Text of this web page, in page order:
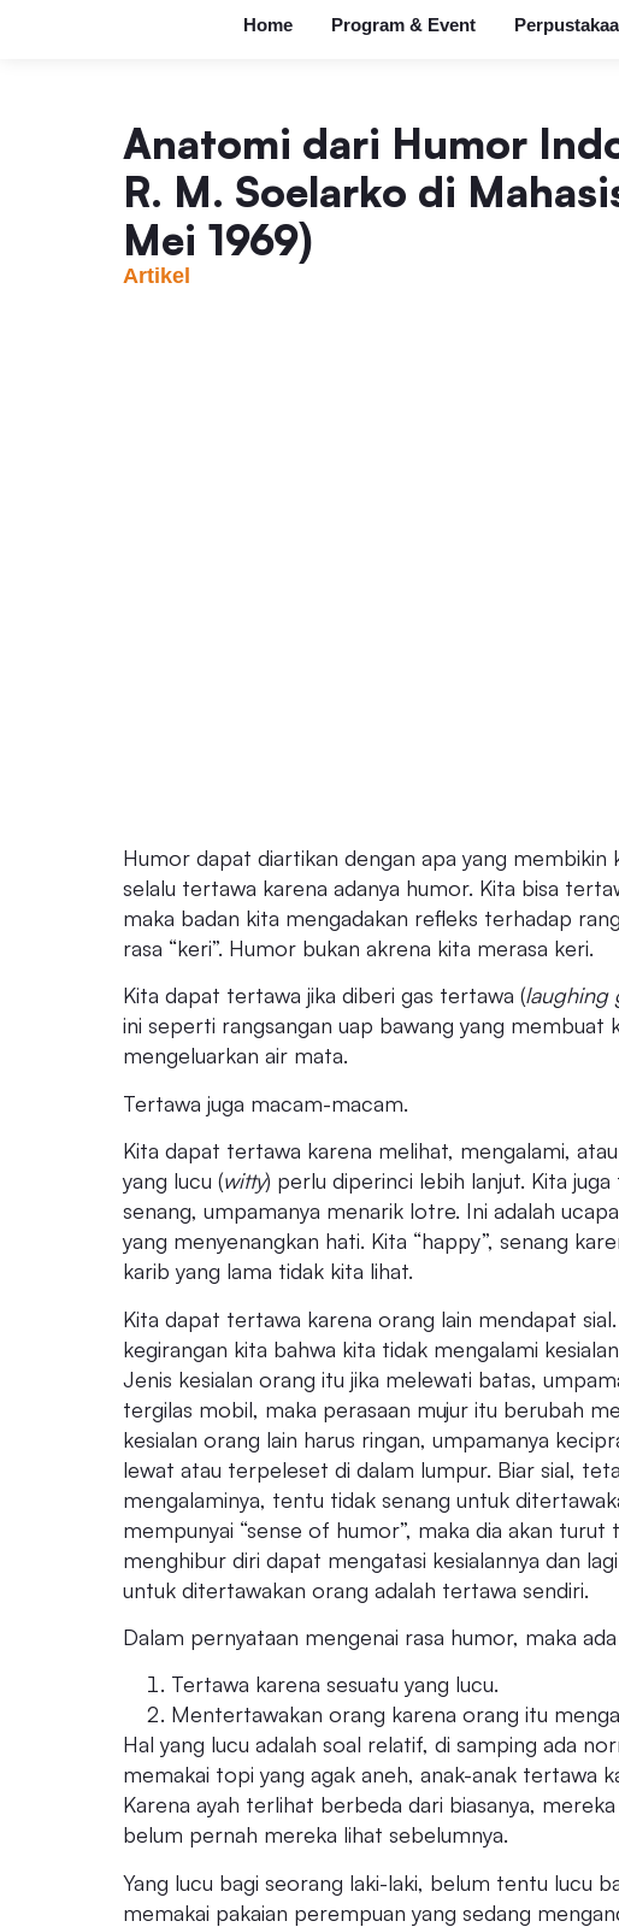
Home Program & Event
Anatomi dari Humor
R. M. Soelarko di
Mei 1969)
Artikel
Humor dapat diartikan dengan apa yang
selalu tertawa karena adanya humor. Kita bisa
maka badan kita mengadakan refleks terhadap
rasa “keri”. Humor bukan akrena kita merasa keri.
Kita dapat tertawa jika diberi gas tertawa (laughing
ini seperti rangsangan uap bawang yang membuat
mengeluarkan air mata.
Tertawa juga macam-macam.
Kita dapat tertawa karena melihat, mengalami,
yang lucu (witty) perlu diperinci lebih lanjut. Kita
senang, umpamanya menarik lotre. Ini adalah
yang menyenangkan hati. Kita “happy”, senang
karib yang lama tidak kita lihat.
Kita dapat tertawa karena orang lain mendapat
kegirangan kita bahwa kita tidak mengalami
Jenis kesialan orang itu jika melewati batas,
tergilas mobil, maka perasaan mujur itu berubah
kesialan orang lain harus ringan, umpamanya
lewat atau terpeleset di dalam lumpur. Biar sial,
mengalaminya, tentu tidak senang untuk
mempunyai “sense of humor”, maka dia akan turut
menghibur diri dapat mengatasi kesialannya dan
untuk ditertawakan orang adalah tertawa sendiri.
Dalam pernyataan mengenai rasa humor, maka ada
Tertawa karena sesuatu yang lucu.
Mentertawakan orang karena orang itu
Hal yang lucu adalah soal relatif, di samping ada
memakai topi yang agak aneh, anak-anak tertawa
Karena ayah terlihat berbeda dari biasanya,
belum pernah mereka lihat sebelumnya.
Yang lucu bagi seorang laki-laki, belum tentu lucu
memakai pakaian perempuan yang sedang